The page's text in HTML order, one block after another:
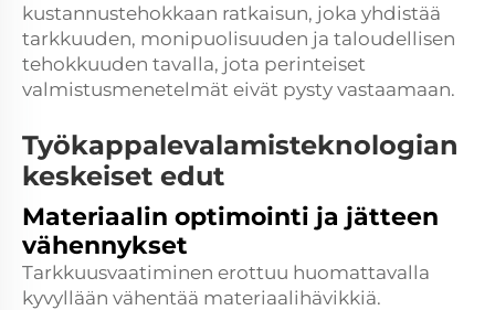
kustannustehokkaan ratkaisun, joka yhdistää
tarkkuuden, monipuolisuuden ja taloudellisen
tehokkuuden tavalla, jota perinteiset
valmistusmenetelmät eivät pysty vastaamaan.
Työkappalevalamisteknologian
keskeiset edut
Materiaalin optimointi ja jätteen
vähennykset
Tarkkuusvaatiminen erottuu huomattavalla
kyvyllään vähentää materiaalihävikkiä.